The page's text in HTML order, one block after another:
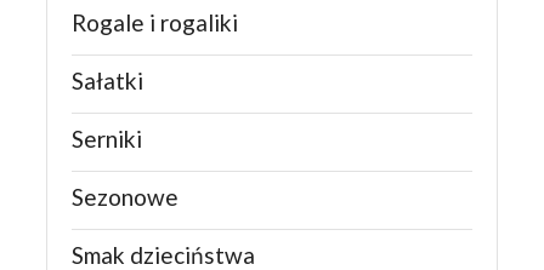
Rogale i rogaliki
Sałatki
Serniki
Sezonowe
Smak dzieciństwa